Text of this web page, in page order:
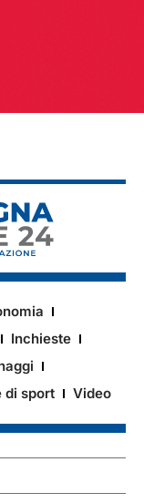
Inchieste
di sport Video